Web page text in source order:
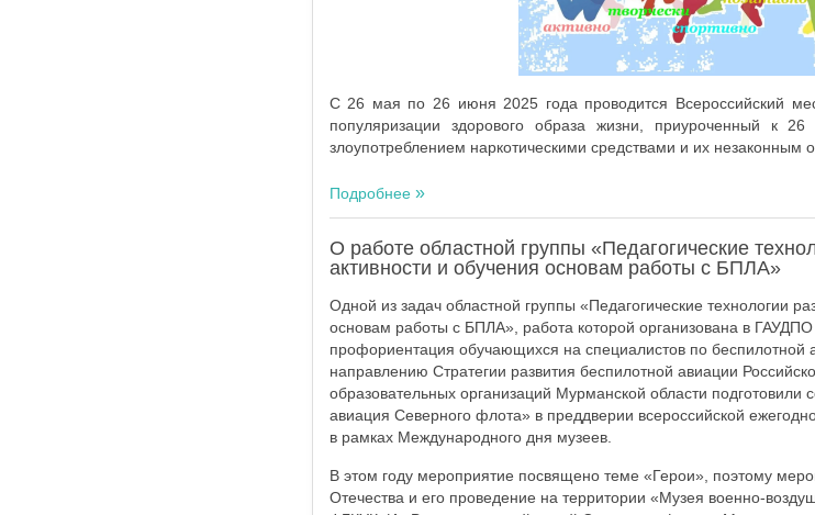
С 26 мая по 26 июня 2025 года проводится Всероссийский
популяризации здорового образа жизни, приуроченный к
злоупотреблением наркотическими средствами и их незаконным
Подробнее
О работе областной группы «Педагогические
активности и обучения основам работы с БПЛА»
Одной из задач областной группы «Педагогические технологии
основам работы с БПЛА», работа которой организована в
профориентация обучающихся на специалистов по беспилотной
направлению Стратегии развития беспилотной авиации
образовательных организаций Мурманской области
авиация Северного флота» в преддверии всероссийской
в рамках Международного дня музеев.
В этом году мероприятие посвящено теме «Герои», поэтому
Отечества и его проведение на территории «Музея военно-